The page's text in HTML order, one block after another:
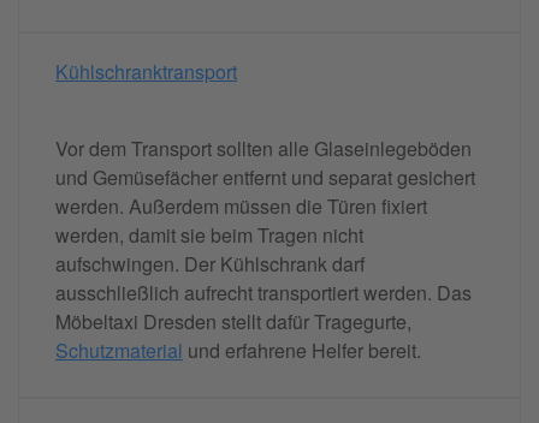
Kühlschranktransport
Vor dem Transport sollten alle Glaseinlegeböden
und Gemüsefächer entfernt und separat gesichert
werden. Außerdem müssen die Türen fixiert
werden, damit sie beim Tragen nicht
aufschwingen. Der Kühlschrank darf
ausschließlich aufrecht transportiert werden. Das
Möbeltaxi Dresden stellt dafür Tragegurte,
Schutzmaterial und erfahrene Helfer bereit.